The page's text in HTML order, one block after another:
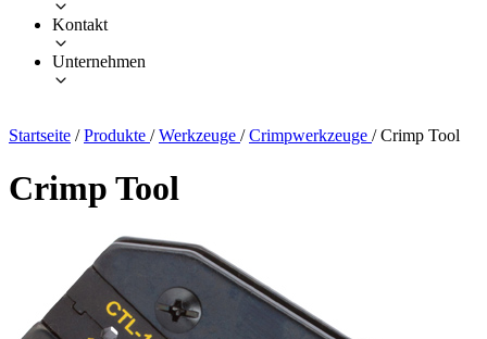
Kontakt
Unternehmen
Startseite / Produkte / Werkzeuge / Crimpwerkzeuge / Crimp Tool
Crimp Tool